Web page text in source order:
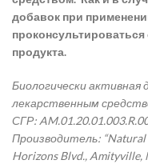
добавок при
продукта.
Биологически активная
лекарственным
СГР:
Производитель: “Natural
Horizons Blvd., Amityville,